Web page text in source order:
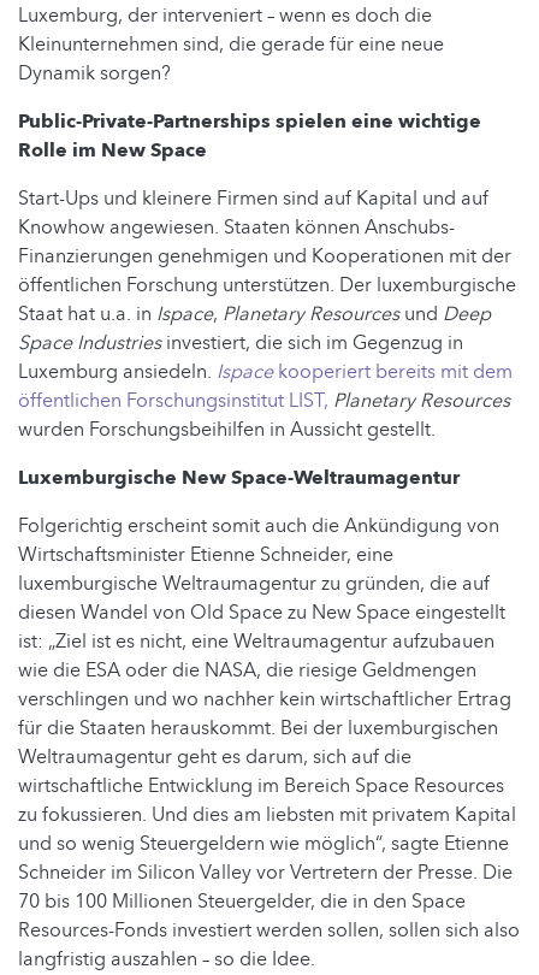
Luxemburg, der interveniert – wenn es doch die
Kleinunternehmen sind, die gerade für eine neue
Dynamik sorgen?
Public-Private-Partnerships spielen eine wichtige
Rolle im New Space
Start-Ups und kleinere Firmen sind auf Kapital und auf
Knowhow angewiesen. Staaten können Anschubs-
Finanzierungen genehmigen und Kooperationen mit der
öffentlichen Forschung unterstützen. Der luxemburgische
Staat hat u.a. in Ispace, Planetary Resourcesund Deep
Space Industriesinvestiert, die sich im Gegenzug in
Luxemburg ansiedeln. Ispacekooperiert bereits mit dem
öffentlichen Forschungsinstitut LIST, Planetary Resources
wurden Forschungsbeihilfen in Aussicht gestellt.
Luxemburgische New Space-Weltraumagentur
Folgerichtig erscheint somit auch die Ankündigung von
Wirtschaftsminister Etienne Schneider, eine
luxemburgische Weltraumagentur zu gründen, die auf
diesen Wandel von Old Space zu New Space eingestellt
ist: „Ziel ist es nicht, eine Weltraumagentur aufzubauen
wie die ESA oder die NASA, die riesige Geldmengen
verschlingen und wo nachher kein wirtschaftlicher Ertrag
für die Staaten herauskommt. Bei der luxemburgischen
Weltraumagentur geht es darum, sich auf die
wirtschaftliche Entwicklung im Bereich Space Resources
zu fokussieren. Und dies am liebsten mit privatem Kapital
und so wenig Steuergeldern wie möglich“, sagte Etienne
Schneider im Silicon Valley vor Vertretern der Presse. Die
70 bis 100 Millionen Steuergelder, die in den Space
Resources-Fonds investiert werden sollen, sollen sich also
langfristig auszahlen – so die Idee.